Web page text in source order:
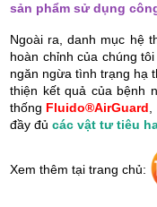
sản phẩm sử dụng
Ngoài ra, danh mục hệ
hoàn chỉnh của chúng
ngăn ngừa tình trạng hạ
thiện kết quả của bệnh
thống Fluido®AirGuard,
đầy đủ các vật tư tiêu
Xem thêm tại trang chủ: